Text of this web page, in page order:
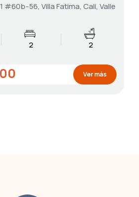
#60b-56, Villa Fatima, Cali, Valle
2 2
Ver más